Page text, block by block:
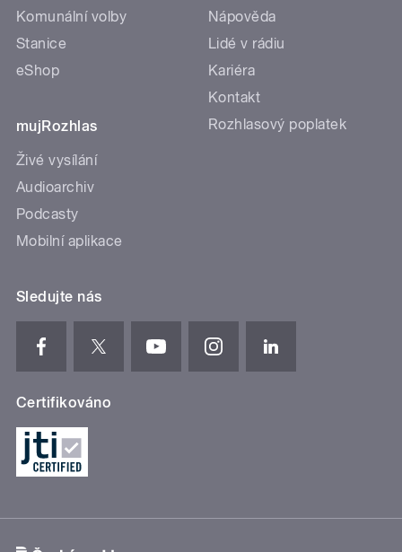
Komunální volby
Stanice
eShop
mujRozhlas
Živé vysílání
Audioarchiv
Podcasty
Mobilní aplikace
Nápověda
Lidé v rádiu
Kariéra
Kontakt
Rozhlasový poplatek
Sledujte nás
Certifikováno